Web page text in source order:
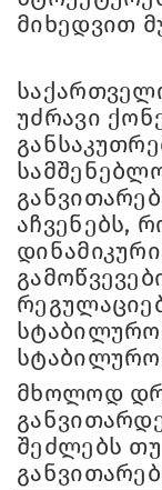
მიხედვით
უძრავი
აჩვენებს,
მხოლოდ
შეძლებს